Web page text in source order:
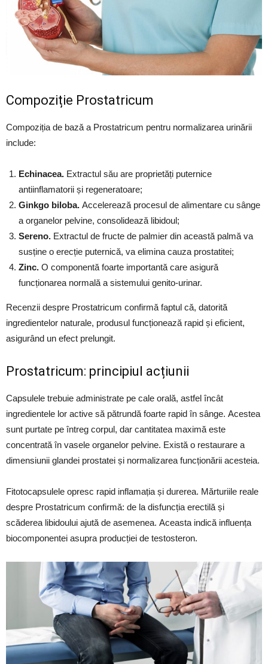
Compoziție Prostatricum
Compoziția de bază a Prostatricum pentru normalizarea urinării
include:
Echinacea. Extractul său are proprietăți puternice
antiinflamatorii și regeneratoare;
Ginkgo biloba. Accelerează procesul de alimentare cu sânge
a organelor pelvine, consolidează libidoul;
Sereno. Extractul de fructe de palmier din această palmă va
susține o erecție puternică, va elimina cauza prostatitei;
Zinc. O componentă foarte importantă care asigură
funcționarea normală a sistemului genito-urinar.
Recenzii despre Prostatricum confirmă faptul că, datorită
ingredientelor naturale, produsul funcționează rapid și eficient,
asigurând un efect prelungit.
Prostatricum: principiul acțiunii
Capsulele trebuie administrate pe cale orală, astfel încât
ingredientele lor active să pătrundă foarte rapid în sânge. Acestea
sunt purtate pe întreg corpul, dar cantitatea maximă este
concentrată în vasele organelor pelvine. Există o restaurare a
dimensiunii glandei prostatei și normalizarea funcționării acesteia.
Fitotocapsulele opresc rapid inflamația și durerea. Mărturiile reale
despre Prostatricum confirmă: de la disfuncția erectilă și
scăderea libidoului ajută de asemenea. Aceasta indică influența
biocomponentei asupra producției de testosteron.